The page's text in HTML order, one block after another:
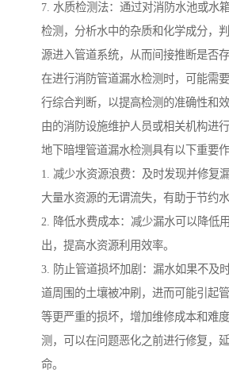
7. 水质检测法：通过对消防水池或水
检测，分析水中的杂质和化学成分，
源进入管道系统，从而间接推断是否存
在进行消防管道漏水检测时，可能需
行综合判断，以提高检测的准确性和
由的消防设施维护人员或相关机构进行
地下暗埋管道漏水检测具有以下重要作
1. 减少水资源浪费：及时发现并修复
大量水资源的无谓流失，有助于节约水
2. 降低水费成本：减少漏水可以降低
出，提高水资源利用效率。
3. 防止管道损坏加剧：漏水如果不及
道周围的土壤被冲刷，进而可能引起
等更严重的损坏，增加维修成本和难
测，可以在问题恶化之前进行修复，
命。